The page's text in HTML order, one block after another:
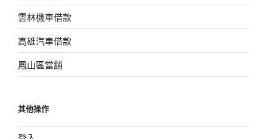
雲林機車借款
高雄汽車借款
鳳山區當舖
其他操作